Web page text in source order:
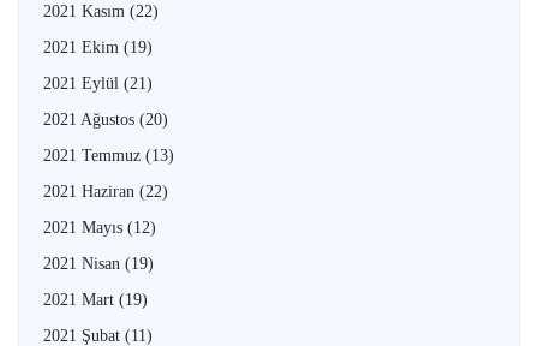
2021 Kasım (22)
2021 Ekim (19)
2021 Eylül (21)
2021 Ağustos (20)
2021 Temmuz (13)
2021 Haziran (22)
2021 Mayıs (12)
2021 Nisan (19)
2021 Mart (19)
2021 Şubat (11)